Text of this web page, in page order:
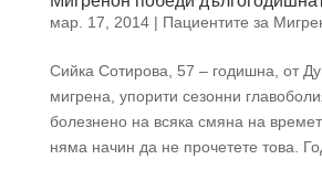
мар. 17, 2014| Пациентите за
Сийка Сотирова, 57 – годишна, от
мигрена, упорити сезонни
болезнено на всяка смяна на
няма начин да не прочетете това.